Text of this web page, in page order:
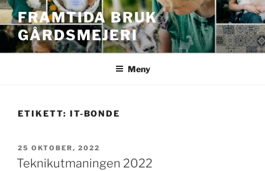
Hoppa
till
innehåll
FRAMTIDA BRUK
GÅRDSMEJERI
Meny
ETIKETT: IT-BONDE
PUBLICERAT
25 OKTOBER, 2022
Teknikutmaningen 2022